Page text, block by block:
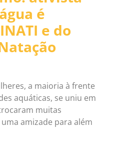
é
e do
a maioria à frente
aquáticas, se uniu em
muitas
amizade para além